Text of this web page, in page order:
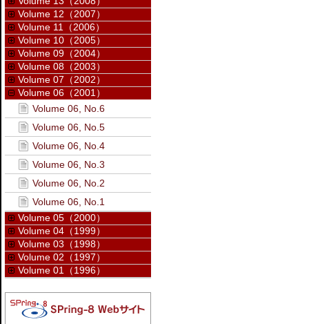
Volume 12（2007）
Volume 11（2006）
Volume 10（2005）
Volume 09（2004）
Volume 08（2003）
Volume 07（2002）
Volume 06（2001）
Volume 06, No.6
Volume 06, No.5
Volume 06, No.4
Volume 06, No.3
Volume 06, No.2
Volume 06, No.1
Volume 05（2000）
Volume 04（1999）
Volume 03（1998）
Volume 02（1997）
Volume 01（1996）